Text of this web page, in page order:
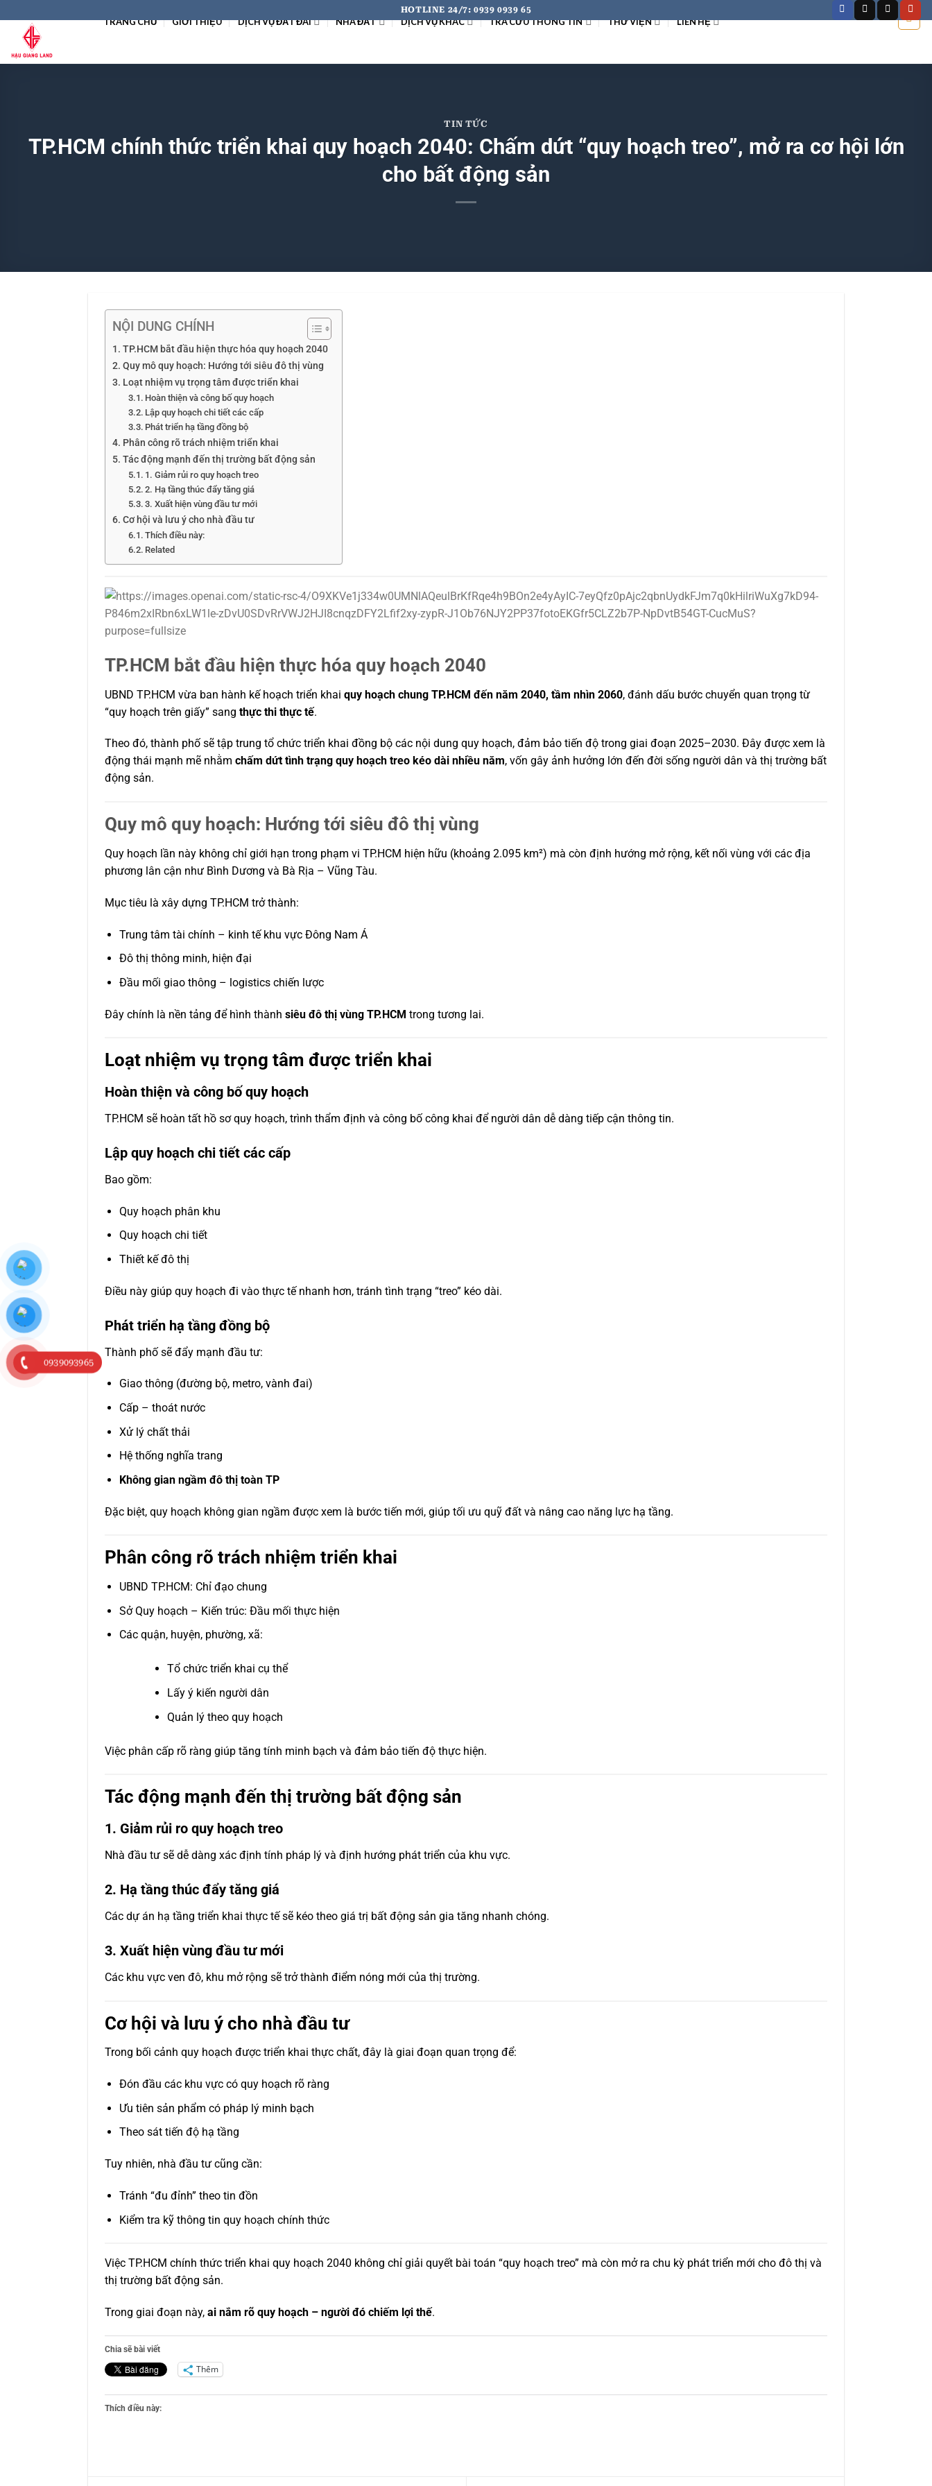
content
HOTLINE 24/7: 0939 0939 65
TRANG CHỦ GIỚI THIỆU DỊCH VỤ ĐẤT ĐAI NHÀ ĐẤT DỊCH VỤ KHÁC TRA CỨU THÔNG TIN THƯ VIỆN LIÊN HỆ
TIN TỨC
TP.HCM chính thức triển khai quy hoạch 2040: Chấm dứt “quy hoạch treo”, mở ra cơ hội lớn
cho bất động sản
NỘI DUNG CHÍNH
TP.HCM bắt đầu hiện thực hóa quy hoạch 2040
Quy mô quy hoạch: Hướng tới siêu đô thị vùng
Loạt nhiệm vụ trọng tâm được triển khai
Hoàn thiện và công bố quy hoạch
Lập quy hoạch chi tiết các cấp
Phát triển hạ tầng đồng bộ
Phân công rõ trách nhiệm triển khai
Tác động mạnh đến thị trường bất động sản
1. Giảm rủi ro quy hoạch treo
2. Hạ tầng thúc đẩy tăng giá
3. Xuất hiện vùng đầu tư mới
Cơ hội và lưu ý cho nhà đầu tư
Thích điều này:
Related
TP.HCM bắt đầu hiện thực hóa quy hoạch 2040
UBND TP.HCM vừa ban hành kế hoạch triển khai quy hoạch chung TP.HCM đến năm 2040, tầm nhìn 2060, đánh dấu bước chuyển quan trọng từ
“quy hoạch trên giấy” sang thực thi thực tế.
Theo đó, thành phố sẽ tập trung tổ chức triển khai đồng bộ các nội dung quy hoạch, đảm bảo tiến độ trong giai đoạn 2025–2030. Đây được xem là
động thái mạnh mẽ nhằm chấm dứt tình trạng quy hoạch treo kéo dài nhiều năm, vốn gây ảnh hưởng lớn đến đời sống người dân và thị trường bất
động sản.
Quy mô quy hoạch: Hướng tới siêu đô thị vùng
Quy hoạch lần này không chỉ giới hạn trong phạm vi TP.HCM hiện hữu (khoảng 2.095 km²) mà còn định hướng mở rộng, kết nối vùng với các địa
phương lân cận như Bình Dương và Bà Rịa – Vũng Tàu.
Mục tiêu là xây dựng TP.HCM trở thành:
Trung tâm tài chính – kinh tế khu vực Đông Nam Á
Đô thị thông minh, hiện đại
Đầu mối giao thông – logistics chiến lược
Đây chính là nền tảng để hình thành siêu đô thị vùng TP.HCM trong tương lai.
Loạt nhiệm vụ trọng tâm được triển khai
Hoàn thiện và công bố quy hoạch
TP.HCM sẽ hoàn tất hồ sơ quy hoạch, trình thẩm định và công bố công khai để người dân dễ dàng tiếp cận thông tin.
Lập quy hoạch chi tiết các cấp
Bao gồm:
Quy hoạch phân khu
Quy hoạch chi tiết
Thiết kế đô thị
Điều này giúp quy hoạch đi vào thực tế nhanh hơn, tránh tình trạng “treo” kéo dài.
Phát triển hạ tầng đồng bộ
Thành phố sẽ đẩy mạnh đầu tư:
Giao thông (đường bộ, metro, vành đai)
Cấp – thoát nước
Xử lý chất thải
Hệ thống nghĩa trang
Không gian ngầm đô thị toàn TP
Đặc biệt, quy hoạch không gian ngầm được xem là bước tiến mới, giúp tối ưu quỹ đất và nâng cao năng lực hạ tầng.
Phân công rõ trách nhiệm triển khai
UBND TP.HCM: Chỉ đạo chung
Sở Quy hoạch – Kiến trúc: Đầu mối thực hiện
Các quận, huyện, phường, xã:
Tổ chức triển khai cụ thể
Lấy ý kiến người dân
Quản lý theo quy hoạch
Việc phân cấp rõ ràng giúp tăng tính minh bạch và đảm bảo tiến độ thực hiện.
Tác động mạnh đến thị trường bất động sản
1. Giảm rủi ro quy hoạch treo
Nhà đầu tư sẽ dễ dàng xác định tính pháp lý và định hướng phát triển của khu vực.
2. Hạ tầng thúc đẩy tăng giá
Các dự án hạ tầng triển khai thực tế sẽ kéo theo giá trị bất động sản gia tăng nhanh chóng.
3. Xuất hiện vùng đầu tư mới
Các khu vực ven đô, khu mở rộng sẽ trở thành điểm nóng mới của thị trường.
Cơ hội và lưu ý cho nhà đầu tư
Trong bối cảnh quy hoạch được triển khai thực chất, đây là giai đoạn quan trọng để:
Đón đầu các khu vực có quy hoạch rõ ràng
Ưu tiên sản phẩm có pháp lý minh bạch
Theo sát tiến độ hạ tầng
Tuy nhiên, nhà đầu tư cũng cần:
Tránh “đu đỉnh” theo tin đồn
Kiểm tra kỹ thông tin quy hoạch chính thức
Việc TP.HCM chính thức triển khai quy hoạch 2040 không chỉ giải quyết bài toán “quy hoạch treo” mà còn mở ra chu kỳ phát triển mới cho đô thị và
thị trường bất động sản.
Trong giai đoạn này, ai nắm rõ quy hoạch – người đó chiếm lợi thế.
Chia sẽ bài viết
Thêm
Thích điều này:
0939093965